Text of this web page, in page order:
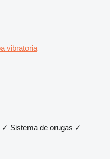
vibratoria
✓ Sistema de orugas ✓